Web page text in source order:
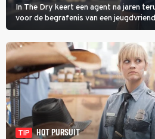
In The Dry keert een agent na jaren
voor de begrafenis van een
onderzoeken van diens dood een
met een oude zaak.
TIP
HOT PURSUIT